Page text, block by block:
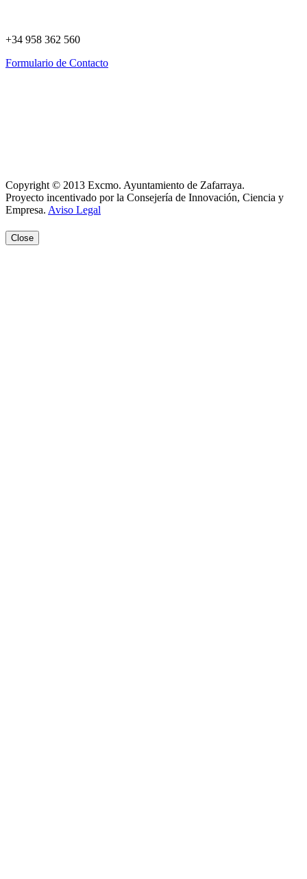
+34 958 362 560
Formulario de Contacto
Copyright © 2013 Excmo. Ayuntamiento de Zafarraya.
Proyecto incentivado por la Consejería de Innovación, Ciencia y
Empresa. Aviso Legal
Close